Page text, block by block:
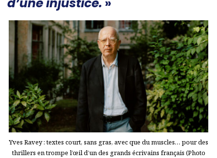
Yves Ravey : textes court, sans gras, avec que du muscles… pour des
thrillers en trompe l’œil d’un des grands écrivains français (Photo